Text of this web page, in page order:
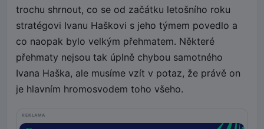
trochu shrnout, co se od začátku letošního roku
stratégovi Ivanu Haškovi s jeho týmem povedlo a
co naopak bylo velkým přehmatem. Některé
přehmaty nejsou tak úplně chybou samotného
Ivana Haška, ale musíme vzít v potaz, že právě on
je hlavním hromosvodem toho všeho.
REKLAMA